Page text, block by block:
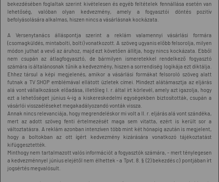
bekezdésében foglaltak szerint kivételesen és egyéb feltételek fennállása esetén van
lehetőség, valóban olyan kedvezmény, amely a fogyasztói döntés pozitív
befolyásolására alkalmas, hiszen nincs a vásárlásnak kockázata.
A Versenytanács álláspontja szerint a reklám valamennyi vásárlási formára
(csomagküldés, mintabolti, bolti) vonatkozott. A szöveg ugyanis előbb felsorolja, milyen
módon juthat a vevő az áruhoz, majd ezt követően állítja, hogy nincs kockázata. Ebből
nem csupán az átlagfogyasztó, de bármilyen ismeretekkel rendelkező fogyasztó
számára is általánosnak tűnik a kedvezmény, hiszen a sorrendiség logikája ezt diktálja.
Ehhez társul a képi megjelenés, amikor a vásárlási formákat felsoroló szöveg alatt
futnak a TV SHOP emblémával ellátott üzletek címei. Mindezt alátámasztja az eljárás
alá vont vállalkozások előadása, illetőleg I. r. által írt körlevél, amely azt igazolja, hogy
ezt a lehetőséget június 4-ig a kiskereskedelmi egységekben biztosították, csupán a
vásárlói visszaéléseket megakadályozandó vonták vissza.
Annak nincs relevanciája, hogy megrendeléskor mi volt a II. r. eljárás alá vont szándéka,
mert az adott szöveg fenti értelmezését maga sem vitatta, ezért is került sor a
változtatásra. A reklám azonban intenzíven több mint két hónapig azután is megjelent,
hogy a boltokban az ott ígért kedvezmény kizárására vonatkozó tájékoztatást
kifüggesztették.
Minthogy nem tartalmazott valós információt a fogyasztók számára, - mert ténylegesen
a kedvezménnyel június elejétől nem élhettek - a Tpvt. 8. § (2) bekezdés c) pontjában írt
jogsértés megvalósult.